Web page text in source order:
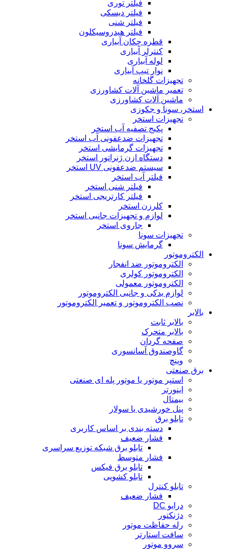
فیلتر توری
فیلتر دیسکی
فیلتر شنی
فیلتر هیدروسیکلون
قطره چکان آبیاری
کنترلر آبیاری
لوله آبیاری
نوار تیپ آبیاری
تجهیزات گلخانه
تعمیر ماشین آلات کشاورزی
ماشین آلات کشاورزی
استخر، سونا و جکوزی
تجهیزات استخر
پکیج تصفیه آب استخر
تجهیزات ضدعفونی آب استخر
تجهیزات گرمایشی استخر
دستگاه ازن ژنراتور استخر
سیستم ضدعفونی UV استخر
فیلتر آب استخر
فیلتر شنی استخر
فیلتر کارتریجی استخر
کلرزن استخر
لوازم و تجهیزات جانبی استخر
جاروی استخر
تجهیزات سونا
گرمایش سونا
الکتروموتور
الکتروموتور ضد انفجار
الکتروموتور کولری
الکتروموتور معمولی
لوازم یدکی و جانبی الکتروموتور
نصب الکتروموتور و تعمیر الکتروموتور
بالابر
بالابر ثابت
بالابر متحرک
صفحه گردان
گاوصندوق آسانسوری
وینچ
برق صنعتی
استپر موتور یا موتور پله ای صنعتی
اینورتر
بیمتال
پنل خورشیدی یا سولار
تابلو برق
دسته بندی بر اساس کاربری
فشار ضعیف
تابلو برق شبکه توزیع سراسری
فشار متوسط
تابلو برق فیکس
تابلو کشویی
تابلو کنترل
فشار ضعیف
درایو DC
دژنکتور
رله حفاظت موتور
سافت استارتر
سروو موتور